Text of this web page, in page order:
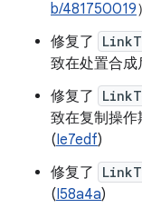
b/481750019）
修复了
致在处置合
修复了
致在复制操
(Ie7edf)
修复了
(I58a4a)